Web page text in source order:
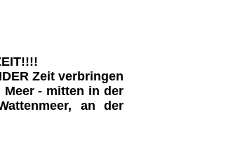
Zeit verbringen
- mitten in der
an der